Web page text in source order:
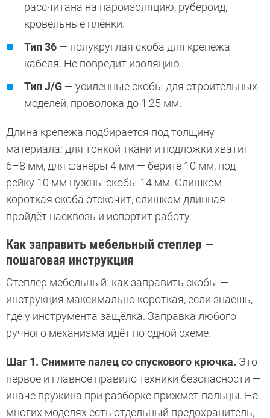
рассчитана на пароизоляцию, рубероид,
кровельные плёнки.
Тип 36 — полукруглая скоба для крепежа
кабеля. Не повредит изоляцию.
Тип J/G — усиленные скобы для строительных
моделей, проволока до 1,25 мм.
Длина крепежа подбирается под толщину
материала: для тонкой ткани и подложки хватит
6–8 мм, для фанеры 4 мм — берите 10 мм, под
рейку 10 мм нужны скобы 14 мм. Слишком
короткая скоба отскочит, слишком длинная
пройдёт насквозь и испортит работу.
Как заправить мебельный степлер —
пошаговая инструкция
Степлер мебельный: как заправить скобы —
инструкция максимально короткая, если знаешь,
где у инструмента защёлка. Заправка любого
ручного механизма идёт по одной схеме.
Шаг 1. Снимите палец со спускового крючка. Это
первое и главное правило техники безопасности —
иначе пружина при разборке прижмёт пальцы. На
многих моделях есть отдельный предохранитель,